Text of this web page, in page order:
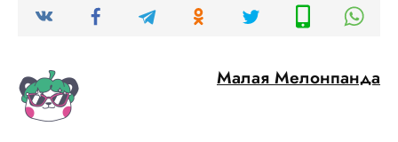
Малая Мелонпанда